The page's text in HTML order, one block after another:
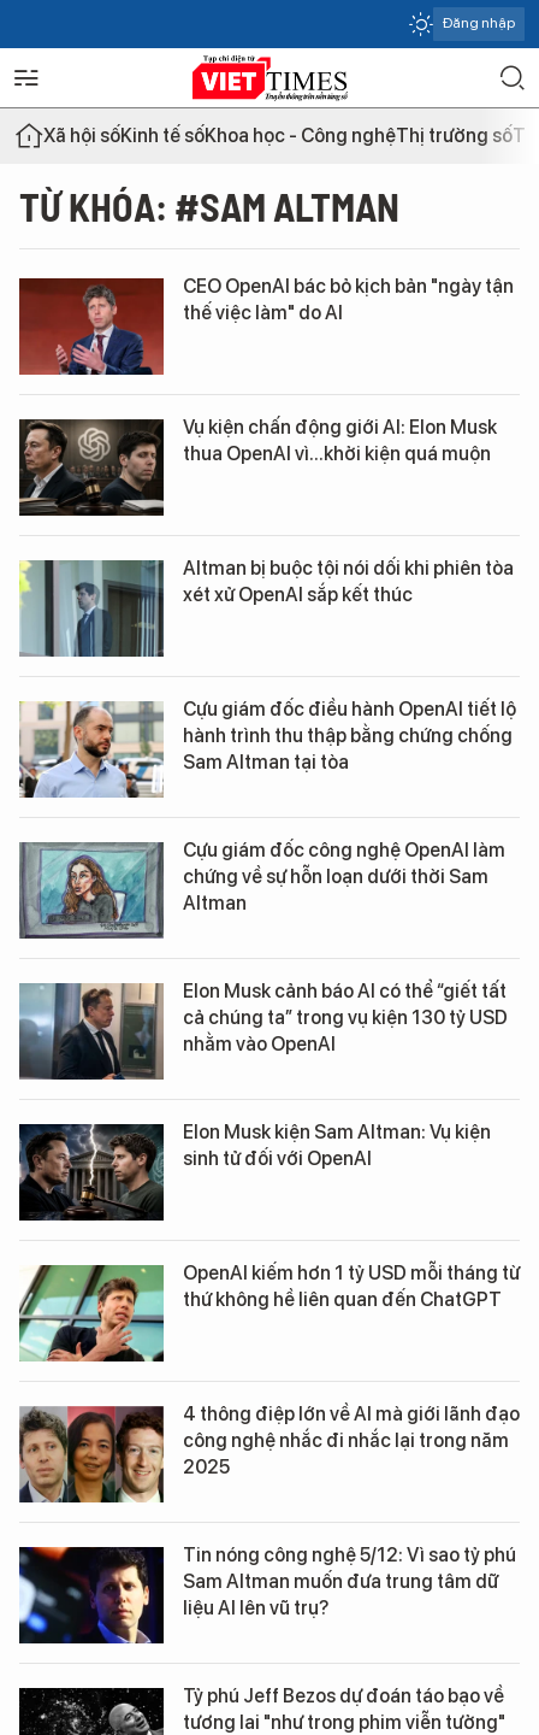
Đăng nhập
Xã hội sốKinh tế sốKhoa học - Công nghệThị trường số
TỪ KHÓA: #SAM ALTMAN
CEO OpenAI bác bỏ kịch bản "ngày tận
thế việc làm" do AI
Vụ kiện chấn động giới AI: Elon Musk
thua OpenAI vì...khởi kiện quá muộn
Altman bị buộc tội nói dối khi phiên tòa
xét xử OpenAI sắp kết thúc
Cựu giám đốc điều hành OpenAI tiết lộ
hành trình thu thập bằng chứng chống
Sam Altman tại tòa
Cựu giám đốc công nghệ OpenAI làm
chứng về sự hỗn loạn dưới thời Sam
Altman
Elon Musk cảnh báo AI có thể “giết tất
cả chúng ta” trong vụ kiện 130 tỷ USD
nhằm vào OpenAI
Elon Musk kiện Sam Altman: Vụ kiện
sinh tử đối với OpenAI
OpenAI kiếm hơn 1 tỷ USD mỗi tháng từ
thứ không hề liên quan đến ChatGPT
4 thông điệp lớn về AI mà giới lãnh đạo
công nghệ nhắc đi nhắc lại trong năm
2025
Tin nóng công nghệ 5/12: Vì sao tỷ phú
Sam Altman muốn đưa trung tâm dữ
liệu AI lên vũ trụ?
Tỷ phú Jeff Bezos dự đoán táo bạo về
tương lai "như trong phim viễn tưởng"